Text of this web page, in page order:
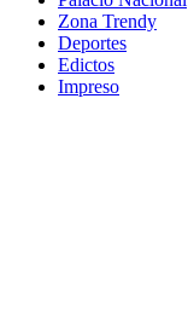
Zona Trendy
Deportes
Edictos
Impreso